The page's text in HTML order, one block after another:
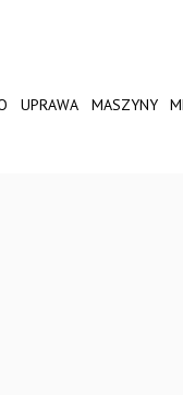
UPRAWA MASZYNY